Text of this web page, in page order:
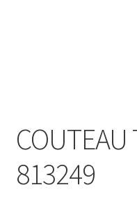
COUTEAU
813249